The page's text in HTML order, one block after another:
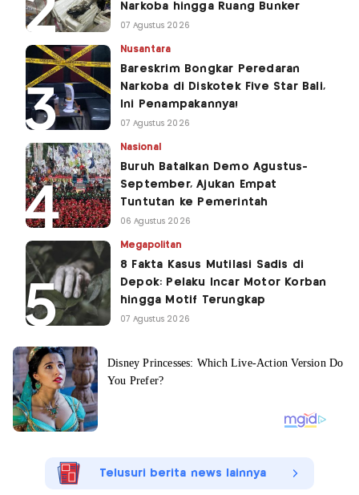
Narkoba hingga Ruang Bunker
07 Agustus 2026
Nusantara
Bareskrim Bongkar Peredaran
Narkoba di Diskotek Five Star Bali,
Ini Penampakannya!
07 Agustus 2026
Nasional
Buruh Batalkan Demo Agustus-
September, Ajukan Empat
Tuntutan ke Pemerintah
06 Agustus 2026
Megapolitan
8 Fakta Kasus Mutilasi Sadis di
Depok: Pelaku Incar Motor Korban
hingga Motif Terungkap
07 Agustus 2026
Telusuri berita news lainnya